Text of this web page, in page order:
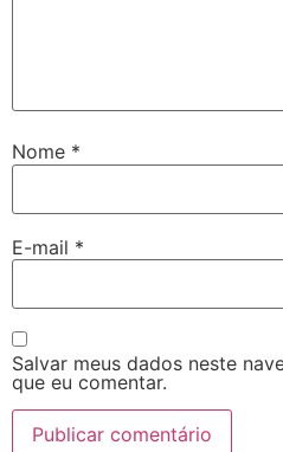
Nome *
E-mail *
Salvar meus dados neste
que eu comentar.